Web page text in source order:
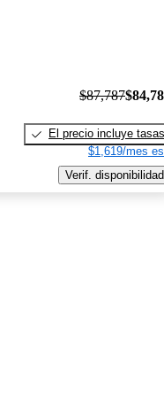
$87,787
El precio incluye tasas
$1,619/mes
Verif. disponibilidad